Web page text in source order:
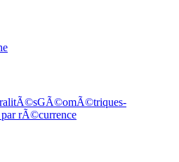
GÃ©omÃ©triques-
par rÃ©currence